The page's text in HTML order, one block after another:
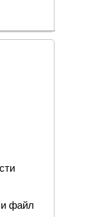
файл